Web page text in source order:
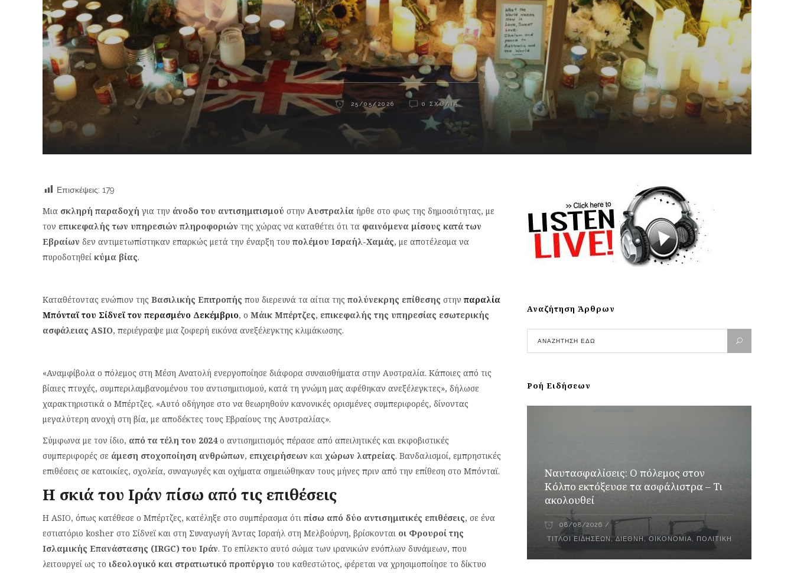
25/05/2026 0 ΣΧΌΛΙΑ
Επισκέψεις: 179
Μια σκληρή παραδοχή για την άνοδο του αντισημιτισμού στην Αυστραλία ήρθε στο φως της δημοσιότητας, με
τον επικεφαλής των υπηρεσιών πληροφοριών της χώρας να καταθέτει ότι τα φαινόμενα μίσους κατά των
Εβραίων δεν αντιμετωπίστηκαν επαρκώς μετά την έναρξη του πολέμου Ισραήλ-Χαμάς, με αποτέλεσμα να
πυροδοτηθεί κύμα βίας.
Καταθέτοντας ενώπιον της Βασιλικής Επιτροπής που διερευνά τα αίτια της πολύνεκρης επίθεσης στην παραλία
Μπόνταϊ του Σίδνεϊ τον περασμένο Δεκέμβριο, ο Μάικ Μπέρτζες, επικεφαλής της υπηρεσίας εσωτερικής
ασφάλειας ASIO, περιέγραψε μια ζοφερή εικόνα ανεξέλεγκτης κλιμάκωσης.
«Αναμφίβολα ο πόλεμος στη Μέση Ανατολή ενεργοποίησε διάφορα συναισθήματα στην Αυστραλία. Κάποιες από τις
βίαιες πτυχές, συμπεριλαμβανομένου του αντισημιτισμού, κατά τη γνώμη μας αφέθηκαν ανεξέλεγκτες», δήλωσε
χαρακτηριστικά ο Μπέρτζες. «Αυτό οδήγησε στο να θεωρηθούν κανονικές ορισμένες συμπεριφορές, δίνοντας
μεγαλύτερη ανοχή στη βία, με αποδέκτες τους Εβραίους της Αυστραλίας».
Σύμφωνα με τον ίδιο, από τα τέλη του 2024ο αντισημιτισμός πέρασε από απειλητικές και εκφοβιστικές
συμπεριφορές σε άμεση στοχοποίηση ανθρώπων, επιχειρήσεων και χώρων λατρείας. Βανδαλισμοί, εμπρηστικές
επιθέσεις σε κατοικίες, σχολεία, συναγωγές και οχήματα σημειώθηκαν τους μήνες πριν από την επίθεση στο Μπόνταϊ.
Η σκιά του Ιράν πίσω από τις επιθέσεις
Η ASIO, όπως κατέθεσε ο Μπέρτζες, κατέληξε στο συμπέρασμα ότι πίσω από δύο αντισημιτικές επιθέσεις, σε ένα
εστιατόριο kosher στο Σίδνεϊ και στη Συναγωγή Άντας Ισραήλ στη Μελβούρνη, βρίσκονται οι Φρουροί της
Ισλαμικής Επανάστασης (IRGC) του Ιράν. Το επίλεκτο αυτό σώμα των ιρανικών ενόπλων δυνάμεων, που
λειτουργεί ως το ιδεολογικό και στρατιωτικό προπύργιο του καθεστώτος, φέρεται να χρησιμοποίησε το δίκτυο
Αναζήτηση Άρθρων
Ροή Ειδήσεων
Ναυτασφαλίσεις: Ο πόλεμος στον
Κόλπο εκτόξευσε τα ασφάλιστρα – Τι
ακολουθεί
08/08/2026
ΤΊΤΛΟΙ ΕΙΔΉΣΕΩΝ,ΔΙΕΘΝΉ,ΟΙΚΟΝΟΜΊΑ, ΠΟΛΙΤΙΚΉ